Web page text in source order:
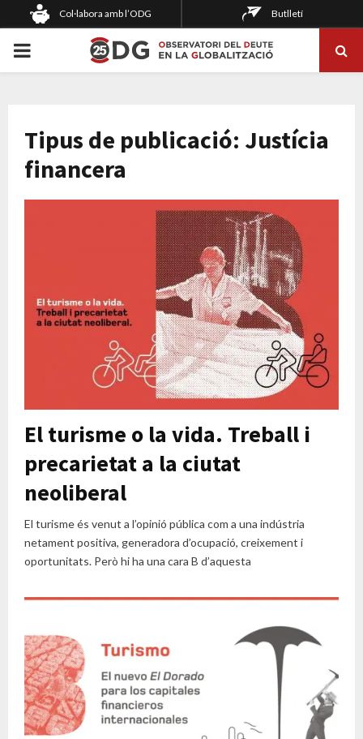
Col·labora amb l’ODG Butlletí
PRIMARY
Tipus de publicació: Justícia
financera
El turisme o la vida. Treball i
precarietat a la ciutat
neoliberal
El turisme és venut a l’opinió pública com a una indústria
netament positiva, generadora d’ocupació, creixement i
oportunitats. Però hi ha una cara B d’aquesta